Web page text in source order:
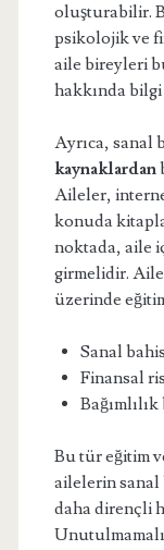
oluşturabilir.
psikolojik ve
aile bireyleri
hakkında
Ayrıca, sanal
kaynaklardan
Aileler,
konuda
noktada, aile
girmelidir.
üzerinde
Sanal
Finansal
Bu tür eğitim
ailelerin sanal
daha dirençli